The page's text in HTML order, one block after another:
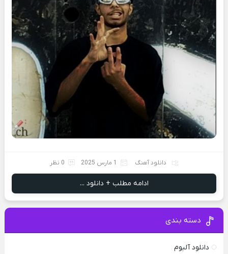
دانلود آهنگ 1 مارس 2025 0 نظر
ادامه مطلب + دانلود ...
دسته بندی
دانلود آلبوم